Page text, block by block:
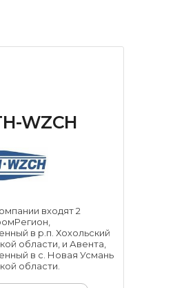
WZCH
входят 2
в р.п. Хохольский
области, и Авента,
в с. Новая Усмань
области.